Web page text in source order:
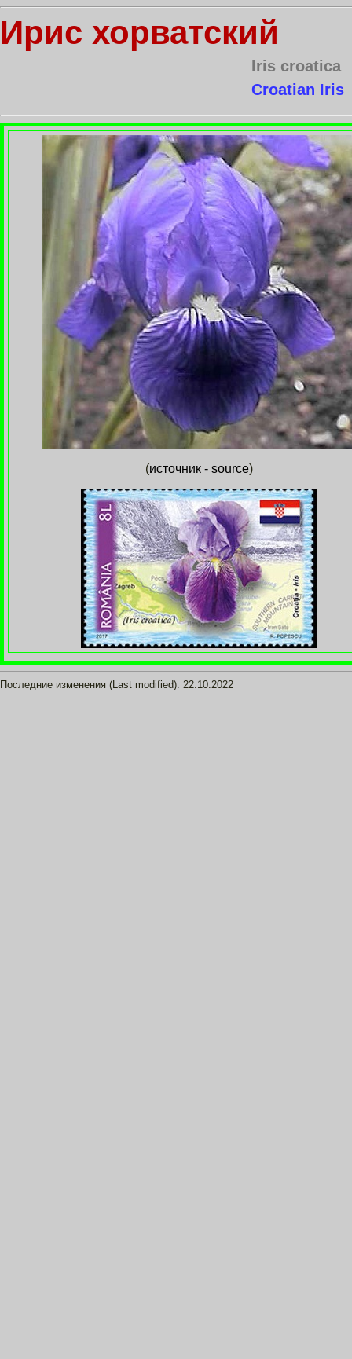
Ирис хорватский
Iris croatica
Croatian Iris
(источник - source)
Последние изменения (Last modified): 22.10.2022